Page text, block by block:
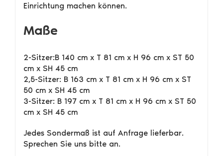
Einrichtung machen können.
Maße
2-Sitzer:B 140 cm x T 81 cm x H 96 cm x ST 50
cm x SH 45 cm
2,5-Sitzer: B 163 cm x T 81 cm x H 96 cm x ST
50 cm x SH 45 cm
3-Sitzer: B 197 cm x T 81 cm x H 96 cm x ST 50
cm x SH 45 cm
Jedes Sondermaß ist auf Anfrage lieferbar.
Sprechen Sie uns bitte an.